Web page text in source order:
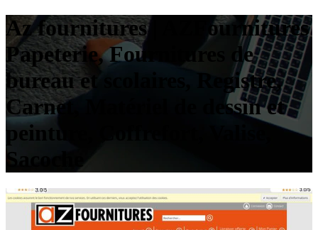
Az fournitures | AZFournitures
Papeterie, Fournitures de
bureau et scolaires, Registre,
Carnet, Matériel de dessin et
peinture, Coffrefort, Valise,
Sacoche